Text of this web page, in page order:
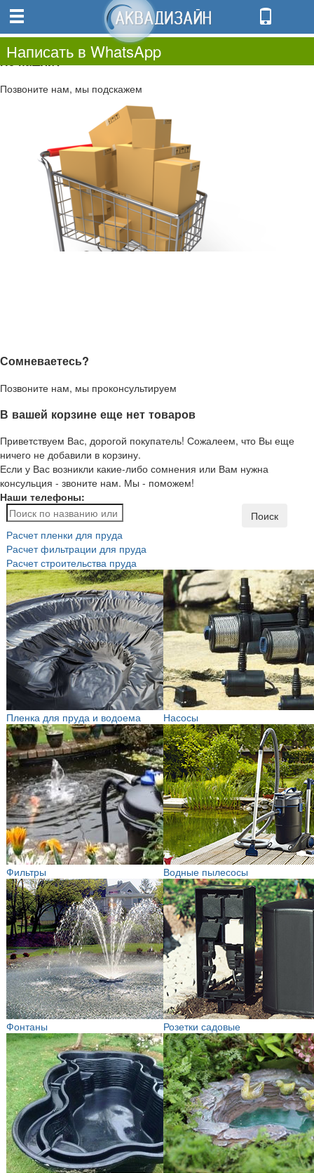
0.00
0
Не нашли?
Позвоните нам, мы подскажем
Сомневаетесь?
Позвоните нам, мы проконсультируем
В вашей корзине еще нет товаров
Приветствуем Вас, дорогой покупатель! Сожалеем, что Вы еще
ничего не добавили в корзину.
Если у Вас возникли какие-либо сомнения или Вам нужна
консульция - звоните нам. Мы - поможем!
Наши телефоны:
Написать в WhatsApp
Поиск
Расчет пленки для пруда
Расчет фильтрации для пруда
Расчет строительства пруда
Пленка для пруда и водоема Насосы
Фильтры Водные пылесосы
Фонтаны Розетки садовые